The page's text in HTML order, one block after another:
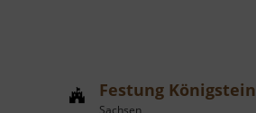
Festung Königstein
Sachsen